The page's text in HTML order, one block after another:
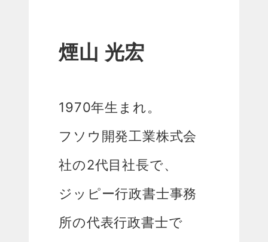
煙山 光宏
1970年生まれ。
フソウ開発工業株式会
社の2代目社長で、
ジッピー行政書士事務
所の代表行政書士で